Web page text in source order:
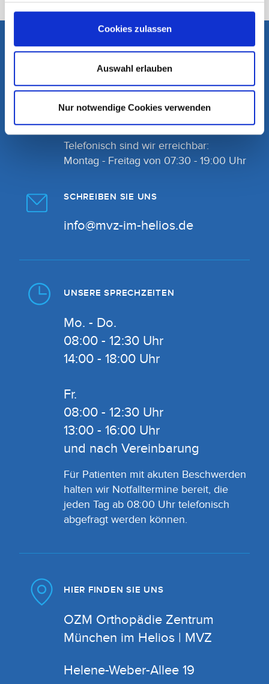
Cookies zulassen
Auswahl erlauben
Nur notwendige Cookies verwenden
Kontakt & Anfahrt
RUFEN SIE UNS AN
089 159277-0
Telefonisch sind wir erreichbar:
Montag - Freitag von 07:30 - 19:00 Uhr
SCHREIBEN SIE UNS
info@mvz-im-helios.de
UNSERE SPRECHZEITEN
Mo. - Do.
08:00 - 12:30 Uhr
14:00 - 18:00 Uhr
Fr.
08:00 - 12:30 Uhr
13:00 - 16:00 Uhr
und nach Vereinbarung
Für Patienten mit akuten Beschwerden
halten wir Notfalltermine bereit, die
jeden Tag ab 08:00 Uhr telefonisch
abgefragt werden können.
HIER FINDEN SIE UNS
OZM Orthopädie Zentrum
München im Helios | MVZ
Helene-Weber-Allee 19